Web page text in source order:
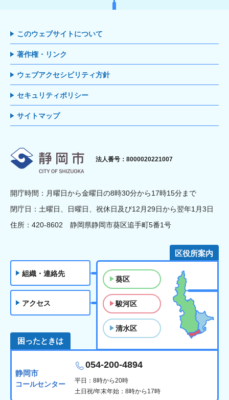
このウェブサイトについて
著作権・リンク
ウェブアクセシビリティ方針
セキュリティポリシー
サイトマップ
静岡市
法人番号：8000020221007
開庁時間：月曜日から金曜日の8時30分から17時15分まで
閉庁日：土曜日、日曜日、祝休日及び12月29日から翌年1月3日
住所：420-8602 静岡県静岡市葵区追手町5番1号
組織・連絡先
アクセス
区役所案内
葵区
駿河区
清水区
困ったときは
静岡市
コールセンター
054-200-4894
平日：8時から20時
土日祝/年末年始：8時から17時